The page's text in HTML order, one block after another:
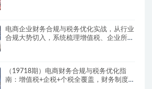
电商企业财务合规与税务优化实战，从行业
合规大势切入，系统梳理增值税、企业所得
（19718期）电商财务合规与税务优化指
南：增值税+企税+个税全覆盖，财务制度搭